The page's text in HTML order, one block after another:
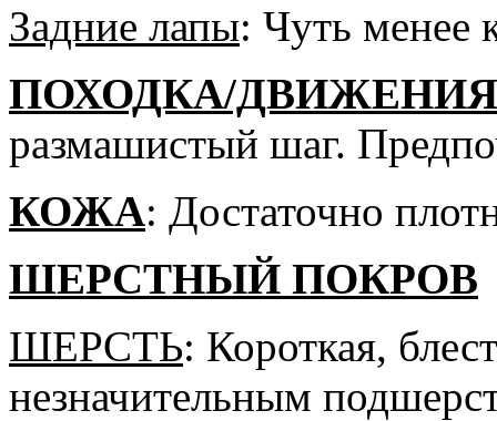
Задние лапы: Чуть менее
ПОХОДКА/ДВИЖЕНИЯ
размашистый шаг.
КОЖА: Достаточно
ШЕРСТНЫЙ ПОКРОВ
ШЕРСТЬ: Короткая,
незначительным